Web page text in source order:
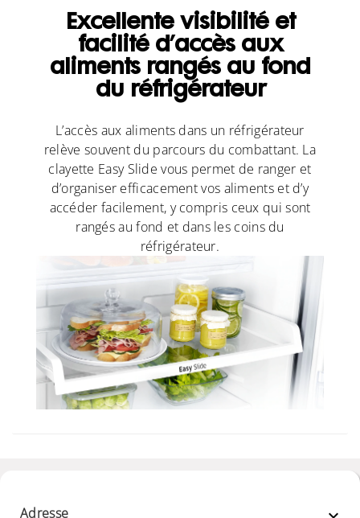
Excellente visibilité et
facilité d’accès aux
aliments rangés au fond
du réfrigérateur
L’accès aux aliments dans un réfrigérateur
relève souvent du parcours du combattant. La
clayette Easy Slide vous permet de ranger et
d’organiser efficacement vos aliments et d’y
accéder facilement, y compris ceux qui sont
rangés au fond et dans les coins du
réfrigérateur.
Adresse